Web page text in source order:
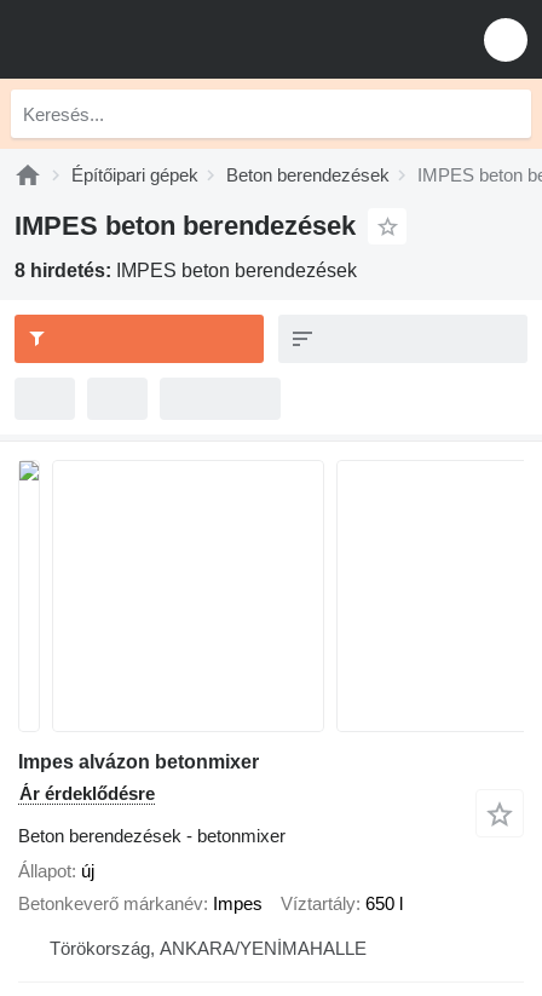
Építőipari gépek Beton berendezések IMPES beton
IMPES beton berendezések
8 hirdetés: IMPES beton berendezések
Impes alvázon betonmixer
Ár érdeklődésre
Beton berendezések - betonmixer
Állapot új
Betonkeverő márkanév Impes Víztartály 650 l
Törökország, ANKARA/YENİMAHALLE